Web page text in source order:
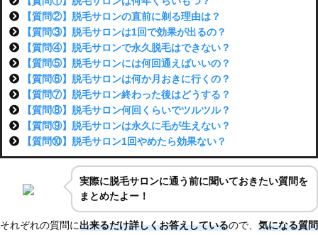
【質問②】脱毛サロンの直前に剃る理由は？
【質問③】脱毛サロンは1回で効果が出るの？
【質問④】脱毛サロンで永久脱毛はできない？
【質問⑤】脱毛サロンには何回通えばいいの？
【質問⑥】脱毛サロンは何か月おきに行くの？
【質問⑦】脱毛サロン終わった後はどうする？
【質問⑧】脱毛サロン何回くらいでツルツル？
【質問⑨】脱毛サロンは永久に毛が生えない？
【質問⑩】脱毛サロン1回やめたら効果ない？
実際に脱毛サロンに通う前に聞いておきたい質問を
まとめたよー！
それぞれの質問に出来るだけ詳しくお答えしているので、 気になる質問